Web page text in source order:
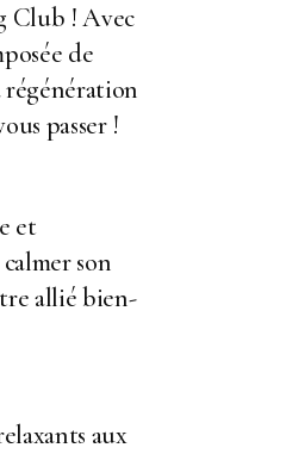
Club ! Avec
de
régénération
passer !
et
son
allié bien-
aux